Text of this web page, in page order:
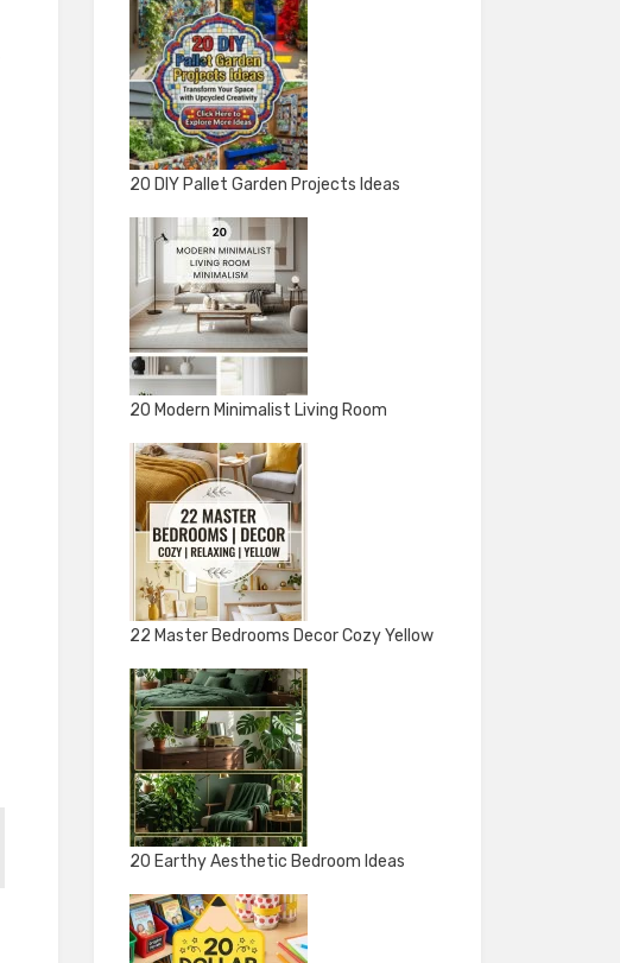
20 DIY Pallet Garden Projects Ideas
20 Modern Minimalist Living Room
22 Master Bedrooms Decor Cozy Yellow
20 Earthy Aesthetic Bedroom Ideas